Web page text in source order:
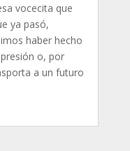
vocecita que
ya pasó,
haber hecho
o, por
a un futuro